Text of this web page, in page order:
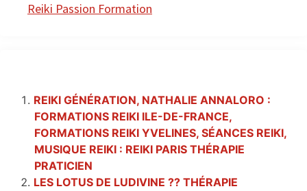
Reiki Passion Formation
REIKI GÉNÉRATION, NATHALIE ANNALORO :
FORMATIONS REIKI ILE-DE-FRANCE,
FORMATIONS REIKI YVELINES, SÉANCES REIKI,
MUSIQUE REIKI : REIKI PARIS THÉRAPIE
PRATICIEN
LES LOTUS DE LUDIVINE ?? THÉRAPIE